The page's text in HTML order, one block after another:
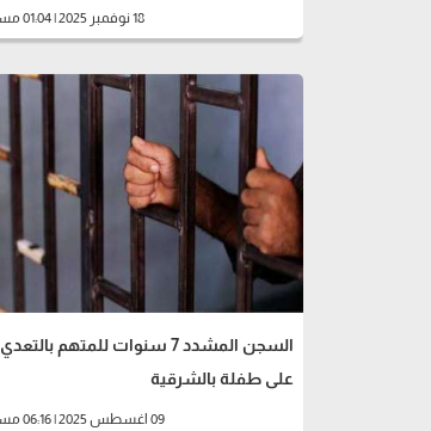
18 نوفمبر 2025 | 01:04 مساءً
السجن المشدد 7 سنوات للمتهم بالتعدي
على طفلة بالشرقية
09 اغسطس 2025 | 06:16 مساءً